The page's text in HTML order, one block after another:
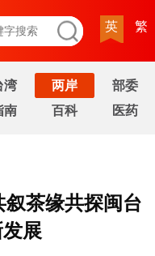
英 繁
湾 两岸
部委
南 百科 医药
茶缘共探闽台
展